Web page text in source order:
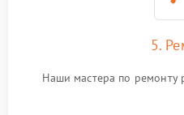
5.
Наши мастера по ремонту